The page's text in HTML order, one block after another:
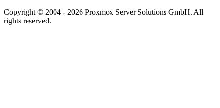
Copyright © 2004 - 2026 Proxmox Server Solutions GmbH. All
rights reserved.